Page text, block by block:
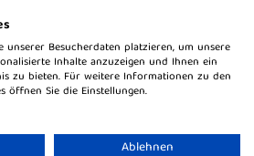
Impressum
Datenschutz
unserer Besucherdaten platzieren, um unsere
Inhalte anzuzeigen und Ihnen ein
zu bieten. Für weitere Informationen zu den
öffnen Sie die Einstellungen.
Ablehnen